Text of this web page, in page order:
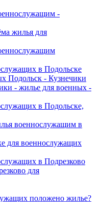
-
жилья для
в Подольске
Подольск - Кузнечики
- жилье для военных -
в Подольске,
военнослужащим в
для военнослужащих
в Подрезково
для
положено жилье?